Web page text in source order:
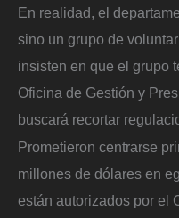
En realidad, el
sino un grupo de
insisten en que el grupo
Oficina de Gestión y
buscará recortar
Prometieron centrarse
millones de dólares en
están autorizados por el